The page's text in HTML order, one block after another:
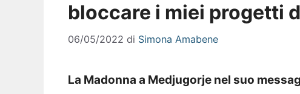
bloccare i miei progetti
06/05/2022 di Simona Amabene
La Madonna a Medjugorje nel suo